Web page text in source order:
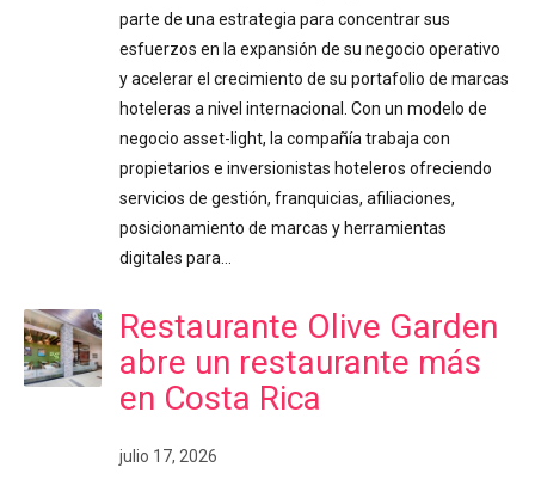
parte de una estrategia para concentrar sus
esfuerzos en la expansión de su negocio operativo
y acelerar el crecimiento de su portafolio de marcas
hoteleras a nivel internacional. Con un modelo de
negocio asset-light, la compañía trabaja con
propietarios e inversionistas hoteleros ofreciendo
servicios de gestión, franquicias, afiliaciones,
posicionamiento de marcas y herramientas
digitales para…
Restaurante Olive Garden
abre un restaurante más
en Costa Rica
julio 17, 2026